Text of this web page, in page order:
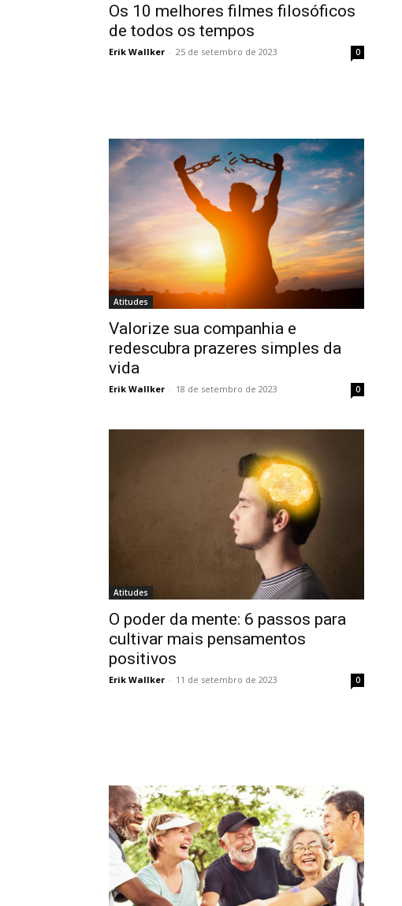
Os 10 melhores filmes filosóficos
de todos os tempos
Erik Wallker - 25 de setembro de 2023 0
Atitudes
Valorize sua companhia e
redescubra prazeres simples da
vida
Erik Wallker - 18 de setembro de 2023 0
Atitudes
O poder da mente: 6 passos para
cultivar mais pensamentos
positivos
Erik Wallker - 11 de setembro de 2023 0